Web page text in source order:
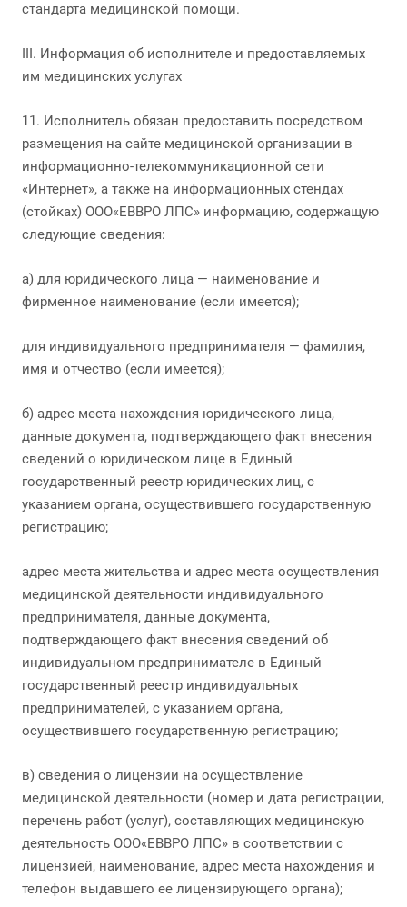
стандарта медицинской помощи.
III. Информация об исполнителе и предоставляемых
им медицинских услугах
11. Исполнитель обязан предоставить посредством
размещения на сайте медицинской организации в
информационно-телекоммуникационной сети
«Интернет», а также на информационных стендах
(стойках) ООО«ЕВВРО ЛПС» информацию, содержащую
следующие сведения:
а) для юридического лица — наименование и
фирменное наименование (если имеется);
для индивидуального предпринимателя — фамилия,
имя и отчество (если имеется);
б) адрес места нахождения юридического лица,
данные документа, подтверждающего факт внесения
сведений о юридическом лице в Единый
государственный реестр юридических лиц, с
указанием органа, осуществившего государственную
регистрацию;
адрес места жительства и адрес места осуществления
медицинской деятельности индивидуального
предпринимателя, данные документа,
подтверждающего факт внесения сведений об
индивидуальном предпринимателе в Единый
государственный реестр индивидуальных
предпринимателей, с указанием органа,
осуществившего государственную регистрацию;
в) сведения о лицензии на осуществление
медицинской деятельности (номер и дата регистрации,
перечень работ (услуг), составляющих медицинскую
деятельность ООО«ЕВВРО ЛПС» в соответствии с
лицензией, наименование, адрес места нахождения и
телефон выдавшего ее лицензирующего органа);